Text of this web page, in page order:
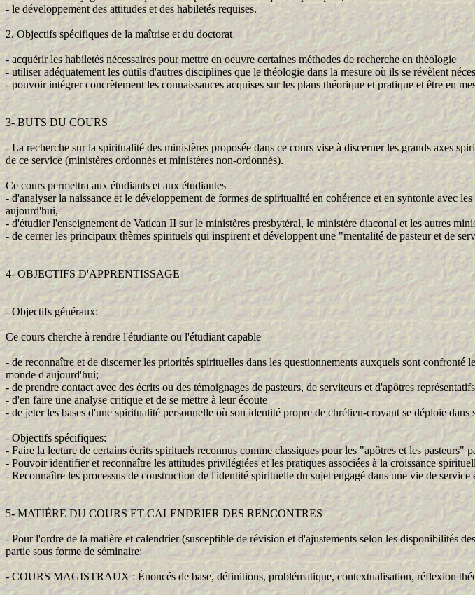
- le développement des attitudes et des habiletés requises.
2. Objectifs spécifiques de la maîtrise et du doctorat
- acquérir les habiletés nécessaires pour mettre en oeuvre certaines méthodes de recherche en théologie
- utiliser adéquatement les outils d'autres disciplines que le théologie dans la mesure où ils se révèlent
- pouvoir intégrer concrètement les connaissances acquises sur les plans théorique et pratique et être en
3- BUTS DU COURS
- La recherche sur la spiritualité des ministères proposée dans ce cours vise à discerner les grands axes
de ce service (ministères ordonnés et ministères non-ordonnés).
Ce cours permettra aux étudiants et aux étudiantes
- d'analyser la naissance et le développement de formes de spiritualité en cohérence et en syntonie avec
aujourd'hui,
- d'étudier l'enseignement de Vatican II sur le ministères presbytéral, le ministère diaconal et les autres
- de cerner les principaux thèmes spirituels qui inspirent et développent une "mentalité de pasteur et de
4- OBJECTIFS D'APPRENTISSAGE
- Objectifs généraux:
Ce cours cherche à rendre l'étudiante ou l'étudiant capable
- de reconnaître et de discerner les priorités spirituelles dans les questionnements auxquels sont
monde d'aujourd'hui;
- de prendre contact avec des écrits ou des témoignages de pasteurs, de serviteurs et d'apôtres
- d'en faire une analyse critique et de se mettre à leur écoute
- de jeter les bases d'une spiritualité personnelle où son identité propre de chrétien-croyant se déploie
- Objectifs spécifiques:
- Faire la lecture de certains écrits spirituels reconnus comme classiques pour les "apôtres et les pasteurs"
- Pouvoir identifier et reconnaître les attitudes privilégiées et les pratiques associées à la croissance
- Reconnaître les processus de construction de l'identité spirituelle du sujet engagé dans une vie de
5- MATIÈRE DU COURS ET CALENDRIER DES RENCONTRES
- Pour l'ordre de la matière et calendrier (susceptible de révision et d'ajustements selon les disponibilités
partie sous forme de séminaire:
- COURS MAGISTRAUX : Énoncés de base, définitions, problématique, contextualisation, réflexion